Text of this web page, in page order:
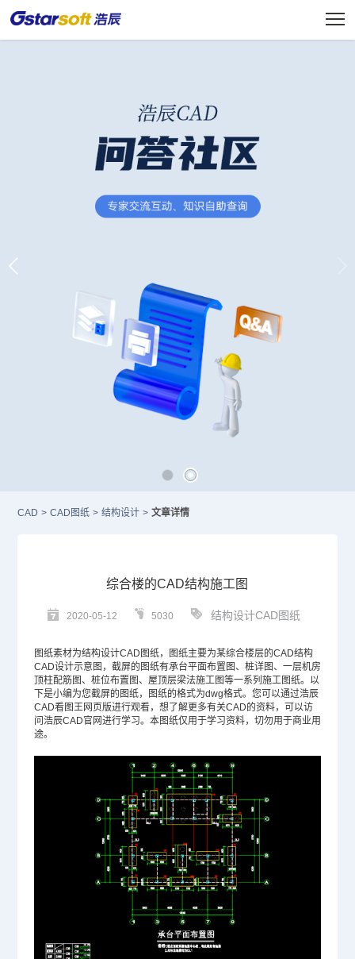
CAD > CAD图纸 > 结构设计 > 文章详情
综合楼的CAD结构施工图
2020-05-12 5030 结构设计CAD图纸
图纸素材为结构设计CAD 图纸，图纸主要为某综合楼层的CAD结构
CAD设计示意图，截屏的图纸有承台平面布置图、桩详图、一层机房
顶柱配筋图、桩位布置图、屋顶层梁法施工图等一系列施工图纸。以
下是小编为您截屏的图纸，图纸的格式为dwg格式。您可以通过浩辰
CAD看图王网页版进行观看，想了解更多有关CAD的资料，可以访
问浩辰CAD官网进行学习。本图纸仅用于学习资料，切勿用于商业用
途。